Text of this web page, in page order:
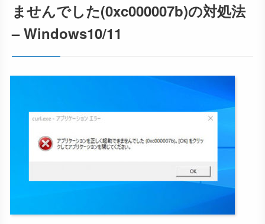
ませんでした(0xc000007b)の対処法
– Windows10/11